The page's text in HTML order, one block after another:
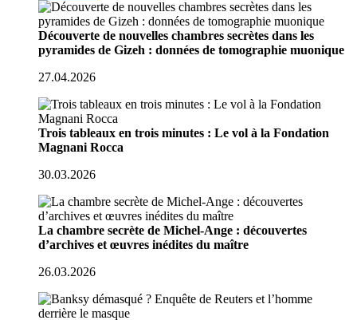
Découverte de nouvelles chambres secrètes dans les
pyramides de Gizeh : données de tomographie muonique
27.04.2026
Trois tableaux en trois minutes : Le vol à la Fondation
Magnani Rocca
30.03.2026
La chambre secrète de Michel-Ange : découvertes
d’archives et œuvres inédites du maître
26.03.2026